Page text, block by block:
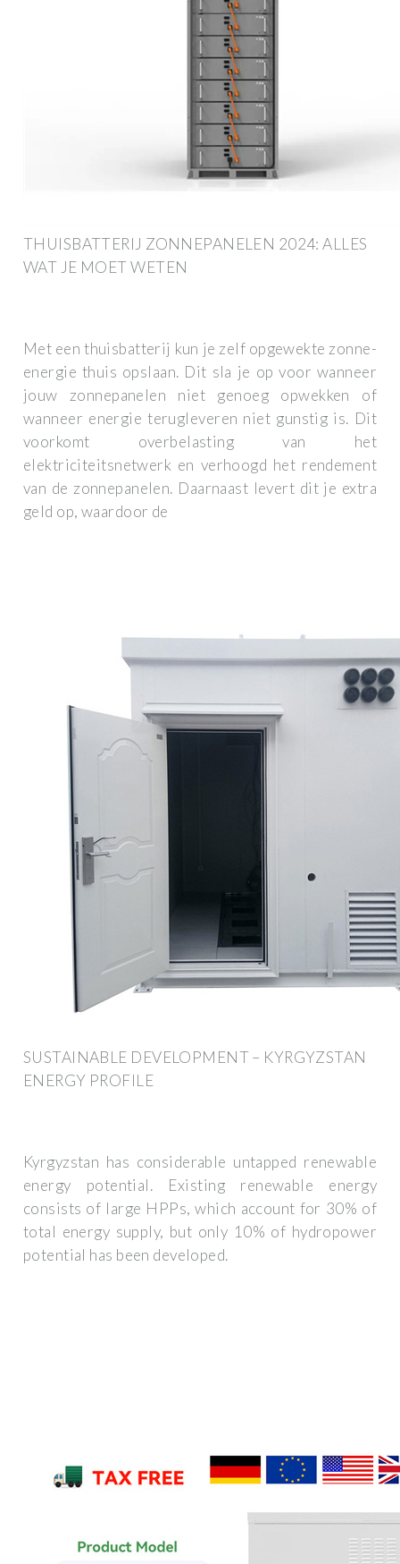
THUISBATTERIJ ZONNEPANELEN 2024: ALLES
WAT JE MOET WETEN
Met een thuisbatterij kun je zelf opgewekte zonne-
energie thuis opslaan. Dit sla je op voor wanneer
jouw zonnepanelen niet genoeg opwekken of
wanneer energie terugleveren niet gunstig is. Dit
voorkomt overbelasting van het
elektriciteitsnetwerk en verhoogd het rendement
van de zonnepanelen. Daarnaast levert dit je extra
geld op, waardoor de
SUSTAINABLE DEVELOPMENT – KYRGYZSTAN
ENERGY PROFILE
Kyrgyzstan has considerable untapped renewable
energy potential. Existing renewable energy
consists of large HPPs, which account for 30% of
total energy supply, but only 10% of hydropower
potential has been developed.